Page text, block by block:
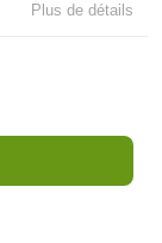
Plus de détails